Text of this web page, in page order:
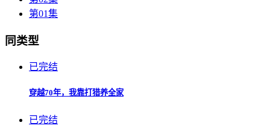
第01集
同类型
已完结
穿越70年，我靠打猎养全家
已完结